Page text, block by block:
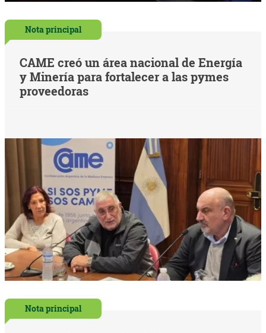
Nota principal
CAME creó un área nacional de Energía
y Minería para fortalecer a las pymes
proveedoras
Nota principal